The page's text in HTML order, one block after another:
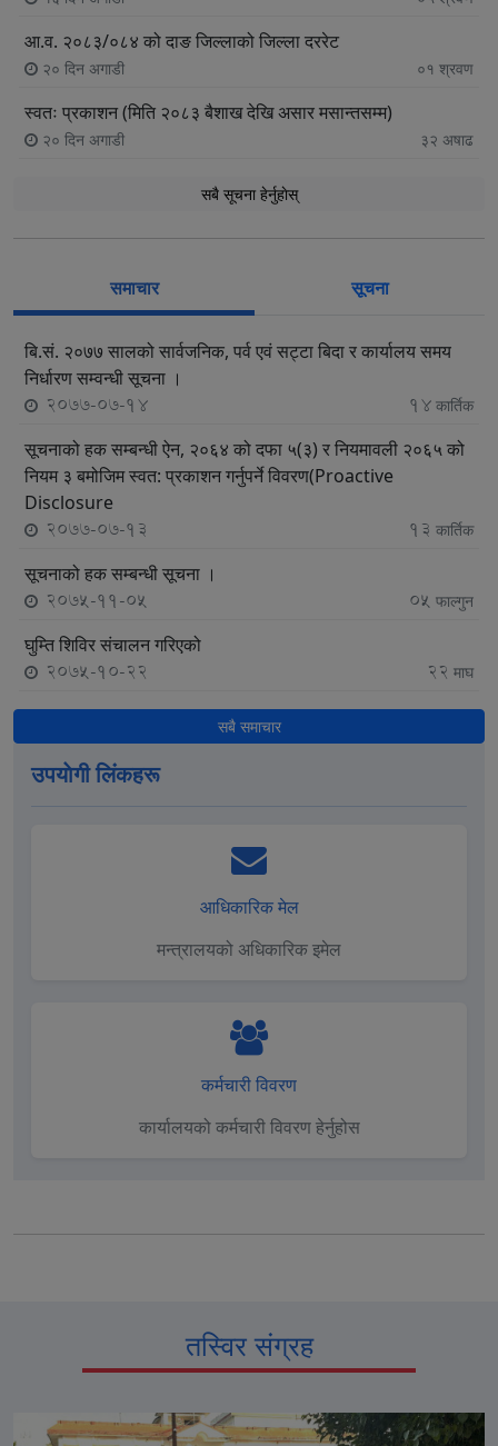
आ.व. २०८३/०८४ को दाङ जिल्लाको जिल्ला दररेट
२० दिन अगाडी ०१ श्रवण
स्वतः प्रकाशन (मिति २०८३ बैशाख देखि असार मसान्तसम्म)
२० दिन अगाडी ३२ अषाढ
सबै सूचना हेर्नुहाेस्
समाचार सूचना
बि.सं. २०७७ सालको सार्वजनिक, पर्व एवं सट्टा बिदा र कार्यालय समय
निर्धारण सम्वन्धी सूचना ।
2077-07-14 14 कार्तिक
सूचनाको हक सम्बन्धी ऐन, २०६४ को दफा ५(३) र नियमावली २०६५ को
नियम ३ बमोजिम स्वत: प्रकाशन गर्नुपर्ने विवरण(Proactive
Disclosure
2077-07-13 13 कार्तिक
सूचनाको हक सम्बन्धी सूचना ।
2075-11-05 05 फाल्गुन
घुम्ति शिविर स‌ंचालन गरिएको
2075-10-22 22 माघ
सबै समाचार
उपयाेगी लिंकहरू
आधिकारिक मेल
मन्त्रालयको अधिकारिक इमेल
कर्मचारी विवरण
कार्यालयको कर्मचारी विवरण हेर्नुहोस
तस्विर संग्रह